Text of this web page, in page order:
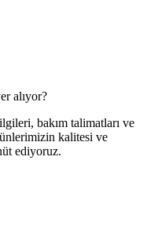
alıyor?
bakım talimatları ve
kalitesi ve
ediyoruz.